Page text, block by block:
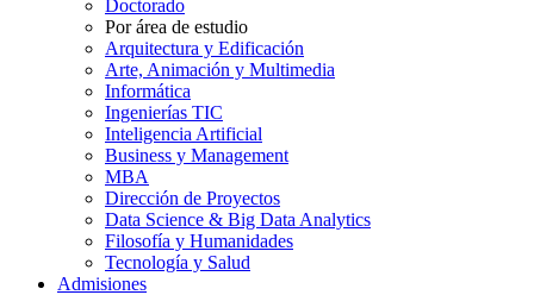
Doctorado
Por área de estudio
Arquitectura y Edificación
Arte, Animación y Multimedia
Informática
Ingenierías TIC
Inteligencia Artificial
Business y Management
MBA
Dirección de Proyectos
Data Science & Big Data Analytics
Filosofía y Humanidades
Tecnología y Salud
Admisiones